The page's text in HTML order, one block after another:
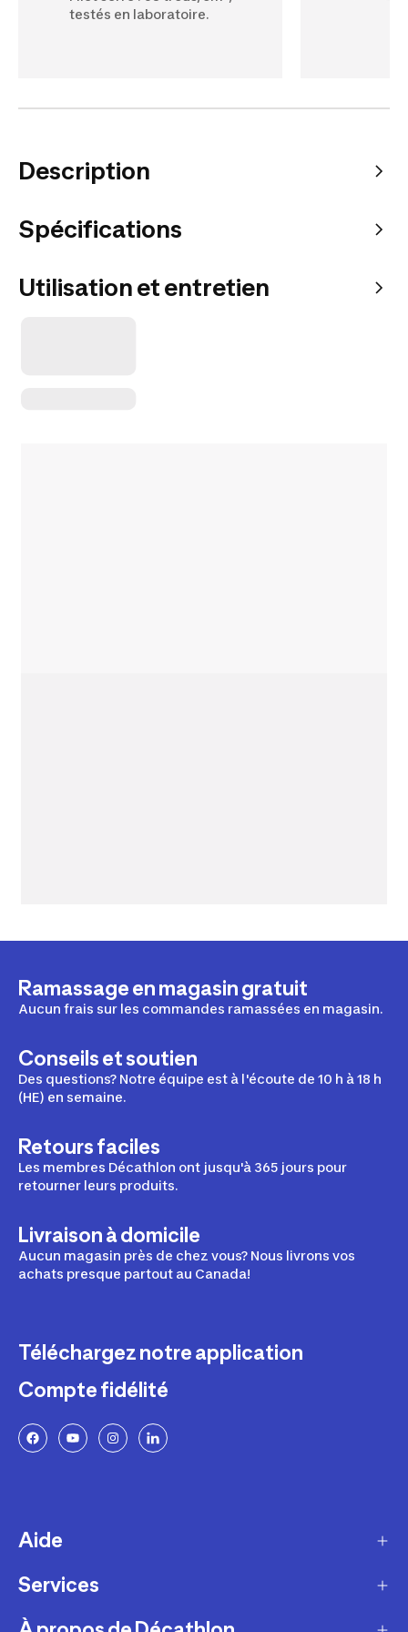
testés en laboratoire.
Description
Spécifications
Utilisation et entretien
Ramassage en magasin gratuit
Aucun frais sur les commandes ramassées en magasin.
Conseils et soutien
Des questions? Notre équipe est à l'écoute de 10 h à 18 h
(HE) en semaine.
Retours faciles
Les membres Décathlon ont jusqu'à 365 jours pour
retourner leurs produits.
Livraison à domicile
Aucun magasin près de chez vous? Nous livrons vos
achats presque partout au Canada!
Téléchargez notre application
Compte fidélité
Aide
Livraison
Retours et échanges
Services